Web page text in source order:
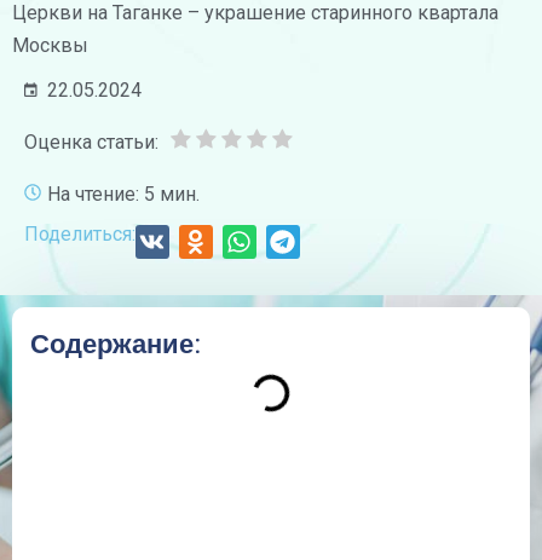
Церкви на Таганке – украшение старинного квартала
Москвы
22.05.2024
Оценка статьи:
На чтение: 5 мин.
Поделиться:
Содержание: